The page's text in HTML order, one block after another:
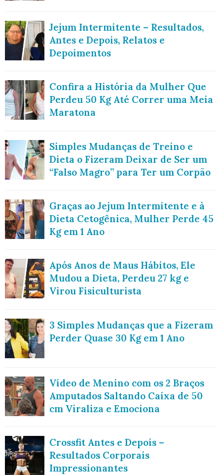
Jejum Intermitente – Resultados,
Antes e Depois, Relatos e
Depoimentos
Confira a História da Mulher Que
Perdeu 50 Kg Até Correr uma Meia
Maratona
Simples Mudanças de Treino e
Dieta o Fizeram Deixar de Ser um
“Falso Magro” para Ter um Corpão
Graças ao Jejum Intermitente e à
Dieta Cetogênica, Mulher Perde 45
Kg em 1 Ano
Após Anos de Maus Hábitos, Ele
Mudou a Dieta, Perdeu 27 kg e
Virou Fisiculturista
3 Simples Mudanças que a Fizeram
Perder Quase 30 Kg em 1 Ano
Vídeo de Menino com os 2 Braços
Amputados Saltando Caixa de 50
cm Viraliza e Emociona
Crossfit Antes e Depois –
Resultados Corporais
Impressionantes